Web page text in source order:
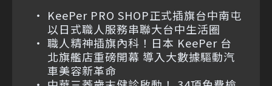
KeePer PRO SHOP正式插旗台中南屯
以日式職人服務串聯大台中生活圈
職人精神插旗內科！日本 KeePer 台
北旗艦店重磅開幕 導入大數據驅動汽
車美容新革命